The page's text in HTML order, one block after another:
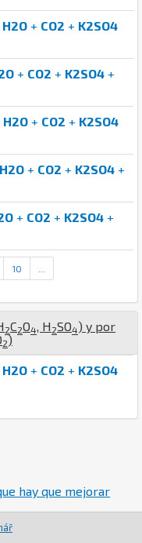
H2O + CO2 + K2SO4
+ CO2 + K2SO4 +
H2O + CO2 + K2SO4
H2O + CO2 + K2SO4 +
+ CO2 + K2SO4 +
10
2C2O4, H 2SO4) y por
2)
H2O + CO2 + K2SO4
hay que mejorar